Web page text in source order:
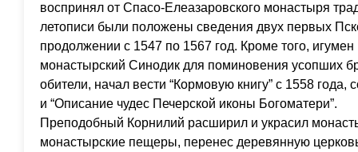
воспринял от Спасо-Елеазаровского монастыря
летописи были положены сведения двух первых
продолжении с 1547 по 1567 год. Кроме того,
монастырский Синодик для поминовения усопших
обители, начал вести “Кормовую книгу” с 1558 года,
и “Описание чудес Печерской иконы Богоматери”.
Преподобный Корнилий расширил и украсил
монастырские пещеры, перенес деревянную